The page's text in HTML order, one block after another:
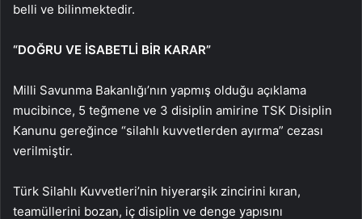
belli ve bilinmektedir.
“DOĞRU VE İSABETLİ BİR KARAR”
Milli Savunma Bakanlığı’nın yapmış olduğu açıklama
mucibince, 5 teğmene ve 3 disiplin amirine TSK Disiplin
Kanunu gereğince “silahlı kuvvetlerden ayırma” cezası
verilmiştir.
Türk Silahlı Kuvvetleri’nin hiyerarşik zincirini kıran,
teamüllerini bozan, iç disiplin ve denge yapısını